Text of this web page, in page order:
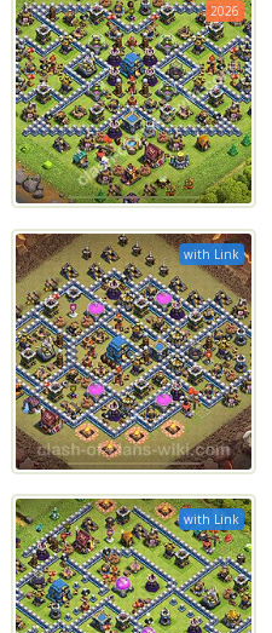
2026
with Link
with Link